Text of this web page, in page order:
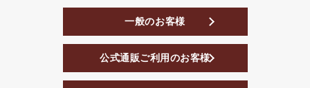
一般のお客様
公式通販ご利用のお客様